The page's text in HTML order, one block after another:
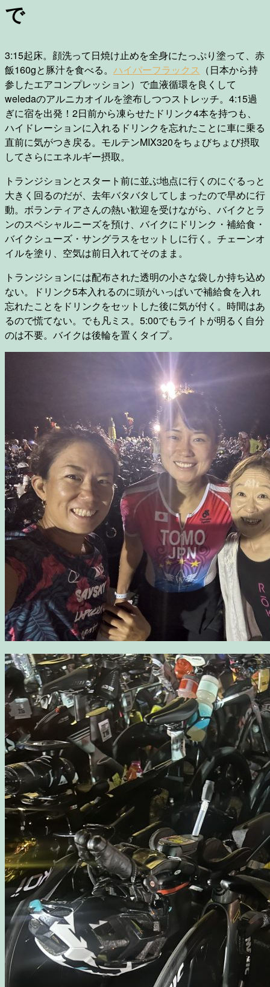
で
3:15起床。顔洗って日焼け止めを全身にたっぷり塗って、赤
飯160gと豚汁を食べる。 ハイパーフラックス （日本から持
参したエアコンプレッション）で血液循環を良くして
weledaのアルニカオイルを塗布しつつストレッチ。4:15過
ぎに宿を出発！2日前から凍らせたドリンク4本を持つも、
ハイドレーションに入れるドリンクを忘れたことに車に乗る
直前に気がつき戻る。モルテンMIX320をちょびちょび摂取
してさらにエネルギー摂取。
トランジションとスタート前に並ぶ地点に行くのにぐるっと
大きく回るのだが、去年バタバタしてしまったので早めに行
動。ボランティアさんの熱い歓迎を受けながら、バイクとラ
ンのスペシャルニーズを預け、バイクにドリンク・補給食・
バイクシューズ・サングラスをセットしに行く。チェーンオ
イルを塗り、空気は前日入れてそのまま。
トランジションには配布された透明の小さな袋しか持ち込め
ない。ドリンク5本入れるのに頭がいっぱいで補給食を入れ
忘れたことをドリンクをセットした後に気が付く。時間はあ
るので慌てない。でも凡ミス。5:00でもライトが明るく自分
のは不要。バイクは後輪を置くタイプ。